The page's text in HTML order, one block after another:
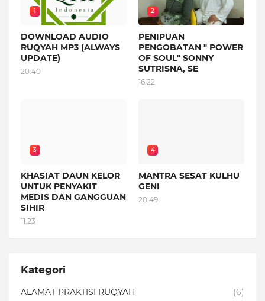
1
DOWNLOAD AUDIO
RUQYAH MP3 (ALWAYS
UPDATE)
20.40
2
PENIPUAN
PENGOBATAN " POWER
OF SOUL" SONNY
SUTRISNA, SE
16.22
3
KHASIAT DAUN KELOR
UNTUK PENYAKIT
MEDIS DAN GANGGUAN
SIHIR
11.23
4
MANTRA SESAT KULHU
GENI
20.49
Kategori
ALAMAT PRAKTISI RUQYAH (6)